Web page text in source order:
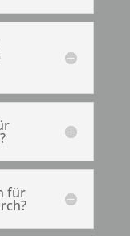
für